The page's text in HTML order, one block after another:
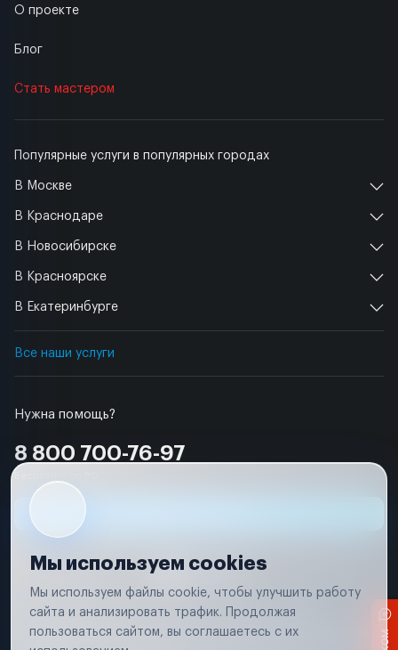
Нужна помощь?
8 800 700-76-97
Популярные услуги в популярных городах
В Москве
В Краснодаре
В Новосибирске
В Красноярске
В Екатеринбурге
Все наши услуги
О проекте
Блог
Стать мастером
Условия использования
Удаление аккаунта
Вся информация, представленная на сайте, носит исключительно
Мы используем cookies
Мы используем файлы cookie, чтобы улучшить работу
сайта и анализировать трафик. Продолжая
пользоваться сайтом, вы соглашаетесь с их